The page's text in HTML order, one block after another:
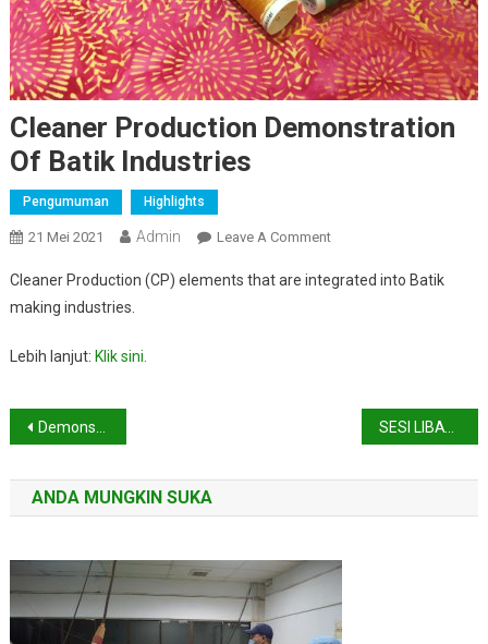
Cleaner Production Demonstration
Of Batik Industries
Pengumuman Highlights
21 Mei 2021 Admin Leave A CommentOn
Production
Cleaner Production (CP) elements that are integrated into Batik
making industries.
Lebih lanjut: Klik sini.
Navigasi
kiriman
Demonstration of Oil Palm Mill Factory SESI LIBAT URUS PEMBANGUNAN MODUL LATIHAN AMALAN HIJAU
ANDA MUNGKIN SUKA